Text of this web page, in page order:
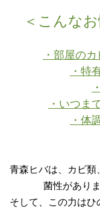
＜こんな
・部屋の
・特
・いつま
・体
青森ヒバは、カビ
菌性があり
そして、この力は